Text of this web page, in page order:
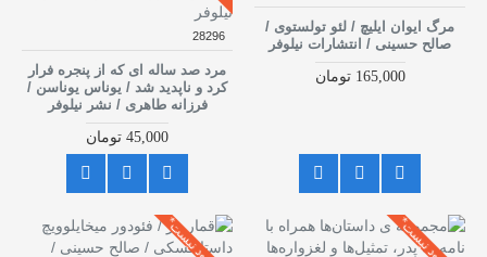
مرگ ایوان ایلیچ / لئو تولستوی /
صالح حسینی / انتشارات نیلوفر
165,000 تومان
28296
مرد صد ساله ای که از پنجره فرار
کرد و ناپدید شد / یوناس یوناسن /
فرزانه طاهری / نشر نیلوفر
45,000 تومان